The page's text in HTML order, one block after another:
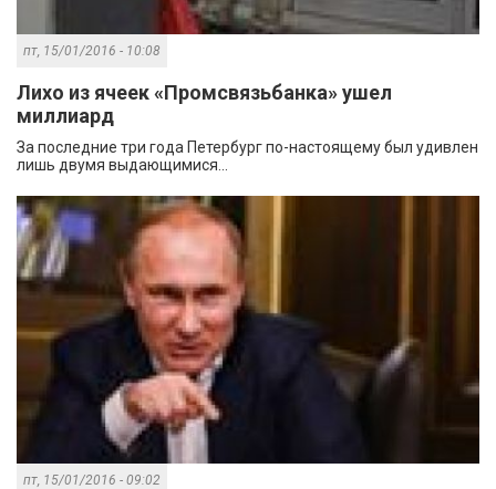
пт, 15/01/2016 - 10:08
Лихо из ячеек «Промсвязьбанка» ушел
миллиард
За последние три года Петербург по-настоящему был удивлен
лишь двумя выдающимися...
пт, 15/01/2016 - 09:02